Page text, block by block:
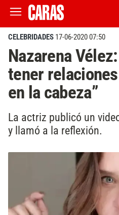
CELEBRIDADES 17-06-2020 07:50
Nazarena
tener
en la cabeza”
La actriz publicó un
y llamó a la reflexión.